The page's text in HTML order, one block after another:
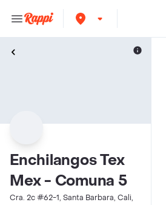
Enchilangos Tex
Mex - Comuna 5
Cra. 2c #62-1, Santa Barbara, Cali,